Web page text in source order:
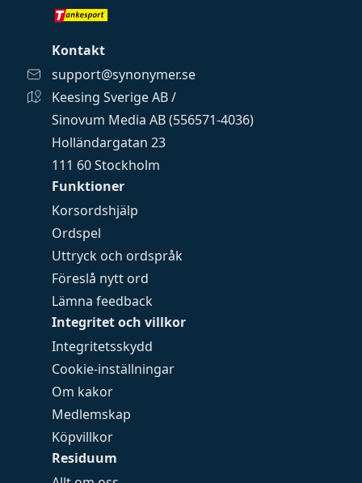
Funktioner
Korsordshjälp
Ordspel
Uttryck och ordspråk
Föreslå nytt ord
Lämna feedback
Integritet och villkor
Integritetsskydd
Cookie-inställningar
Om kakor
Medlemskap
Köpvillkor
Residuum
Kontakt
support@synonymer.se
Keesing Sverige AB /
Sinovum Media AB (556571-4036)
Holländargatan 23
111 60 Stockholm